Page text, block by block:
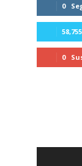
0
58,755
0